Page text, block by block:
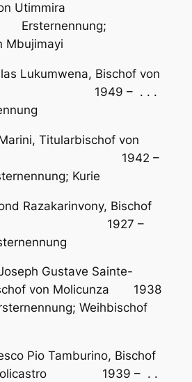
von Utimmira
Mbujimayi
Lukumwena, Bischof von
– . . .
Titularbischof von
1942 –
Kurie
Razakarinvony, Bischof
1927 –
Gustave Sainte-
von Molicunza 1938
Weihbischof
Pio Tamburino, Bischof
Policastro 1939 – . .